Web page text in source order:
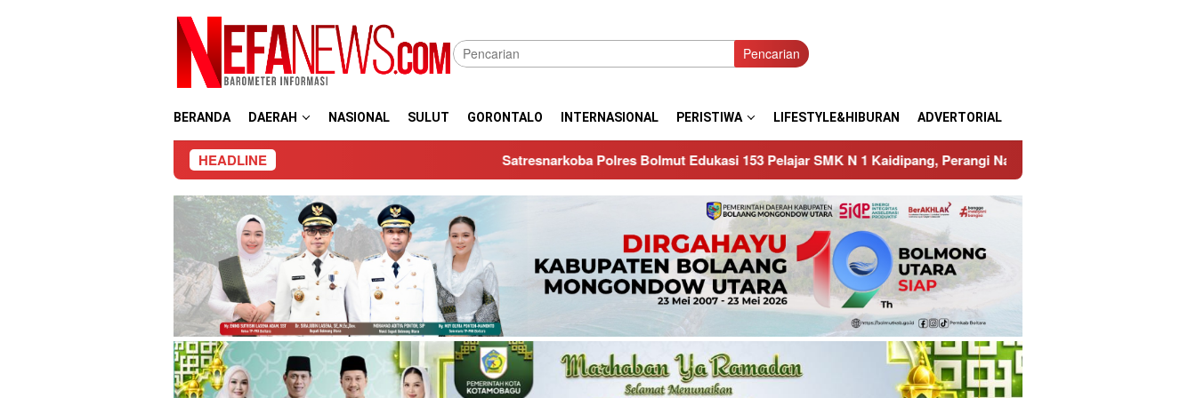
Pencarian
BERANDA DAERAH NASIONAL SULUT GORONTALO INTERNASIONAL PERISTIWA LIFESTYLE&HIBURAN ADVERTORIAL
HEADLINE Satresnarkoba Polres Bolmut Edukasi 153 Pelajar SMK N 1 Kaidipang, Perangi Narkoba Sejak Dini Bupati Sirajudin Lasena Pimpin Rakor